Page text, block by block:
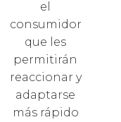
el
consumidor
que les
permitirán
reaccionar y
adaptarse
más rápido